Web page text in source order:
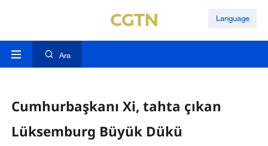
Language
Ara
Cumhurbaşkanı Xi, tahta çıkan
Lüksemburg Büyük Dükü